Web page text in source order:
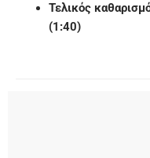
Τελικός
(1:40)